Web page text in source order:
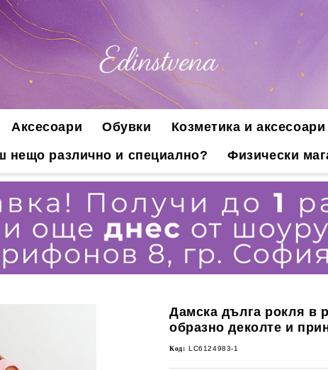
Аксесоари Обувки Козметика и
нещо различно и специално?
Физически
Дамска дълга рокля в
образно деколте и
Код: LC6124983-1